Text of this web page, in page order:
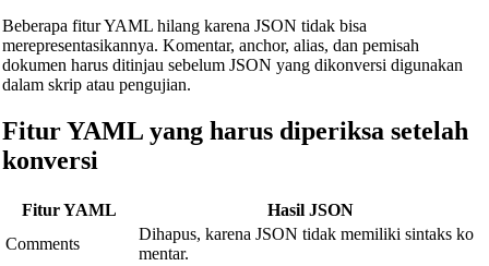
Konverter Suhu
Konverter Volume
Konverter Luas
Konverter Energi
Konverter Penyimpanan Data
Konverter Konsumsi Bahan Bakar
Beberapa fitur YAML hilang karena JSON tidak bisa
merepresentasikannya. Komentar, anchor, alias, dan pemisah
dokumen harus ditinjau sebelum JSON yang dikonversi digunakan
dalam skrip atau pengujian.
Fitur YAML yang harus diperiksa setelah
konversi
Fitur YAML
Hasil JSON
Comments
Dihapus, karena JSON tidak memiliki sintaks ko
mentar.